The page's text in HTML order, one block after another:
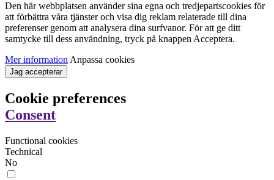
Den här webbplatsen använder sina egna och tredjepartscookies för
att förbättra våra tjänster och visa dig reklam relaterade till dina
preferenser genom att analysera dina surfvanor. För att ge ditt
samtycke till dess användning, tryck på knappen Acceptera.
Mer information Anpassa cookies
Jag accepterar
Cookie preferences
Consent
Functional cookies
Technical
No